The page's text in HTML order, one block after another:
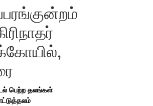
பெற்ற தலங்கள்